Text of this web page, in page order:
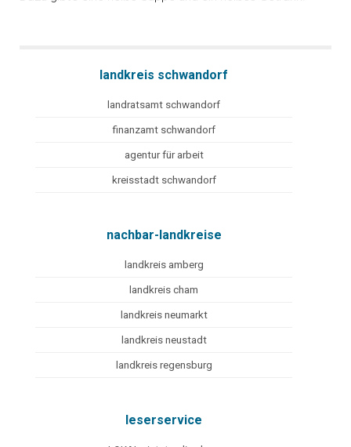
landkreis schwandorf
landratsamt schwandorf
finanzamt schwandorf
agentur für arbeit
kreisstadt schwandorf
nachbar-landkreise
landkreis amberg
landkreis cham
landkreis neumarkt
landkreis neustadt
landkreis regensburg
leserservice